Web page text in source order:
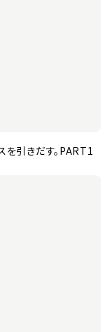
を引きだす。PART1